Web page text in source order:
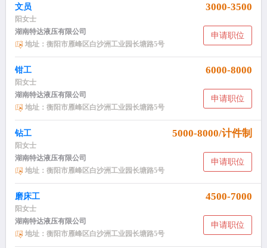
文员 3000-3500
阳女士
申请职位
湖南特达液压有限公司
地址：衡阳市雁峰区白沙洲工业园长塘路5号
钳工 6000-8000
阳女士
申请职位
湖南特达液压有限公司
地址：衡阳市雁峰区白沙洲工业园长塘路5号
钻工 5000-8000/计件制
阳女士
申请职位
湖南特达液压有限公司
地址：衡阳市雁峰区白沙洲工业园长塘路5号
磨床工 4500-7000
阳女士
申请职位
湖南特达液压有限公司
地址：衡阳市雁峰区白沙洲工业园长塘路5号